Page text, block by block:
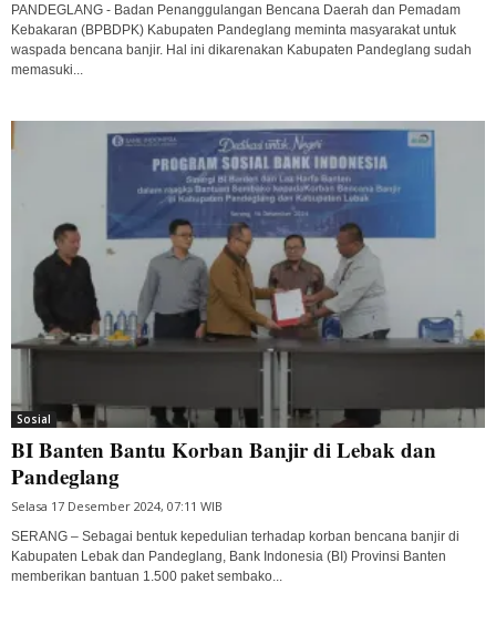
PANDEGLANG - Badan Penanggulangan Bencana Daerah dan Pemadam
Kebakaran (BPBDPK) Kabupaten Pandeglang meminta masyarakat untuk
waspada bencana banjir. Hal ini dikarenakan Kabupaten Pandeglang sudah
memasuki...
Sosial
BI Banten Bantu Korban Banjir di Lebak dan
Pandeglang
Selasa 17 Desember 2024, 07:11 WIB
SERANG – Sebagai bentuk kepedulian terhadap korban bencana banjir di
Kabupaten Lebak dan Pandeglang, Bank Indonesia (BI) Provinsi Banten
memberikan bantuan 1.500 paket sembako...